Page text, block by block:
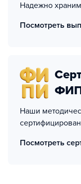
Надежно
Посмотреть
Наши
Посмотреть